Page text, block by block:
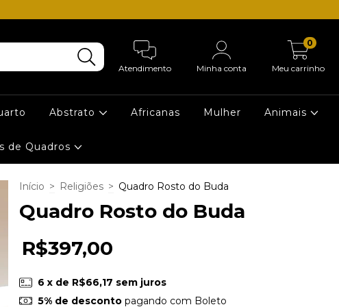
Atendimento Minha conta Meu carrinho
0
Abstrato Africanas Mulher Animais
de Quadros
Início > Religiões > Quadro Rosto do Buda
Quadro Rosto do Buda
R$397,00
6 x de R$66,17 sem juros
5% de descontopagando com Boleto